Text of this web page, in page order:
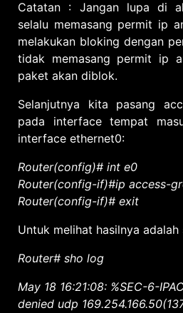
Catatan : Jangan lupa di
selalu memasang permit ip
melakukan bloking dengan
tidak memasang permit ip
paket akan diblok.
Selanjutnya kita pasang
pada interface tempat
interface ethernet0:
Router(config)# int e0
Router(config-if)#ip access-
Router(config-if)# exit
Untuk melihat hasilnya
Router# sho log
May 18 16:21:08: %SEC-6-
denied udp